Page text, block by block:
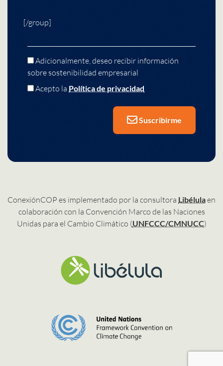
[/group]
Adicionalmente, deseo recibir información
sobre sostenibilidad empresarial
Acepto la Política de privacidad
Suscribirme
ConexiónCOP es implementado por la consultora Libélulaen
colaboración con la Convención Marco de las Naciones
Unidas para el Cambio Climático (UNFCCC/CMNUCC)